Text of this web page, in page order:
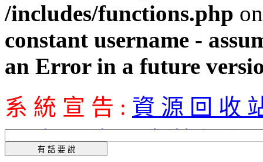
/includes/functions.php
constant username -
an Error in a future
系 統 宣 告 : 資 源 回 收
四 庫 全 書&木 筏 過 河